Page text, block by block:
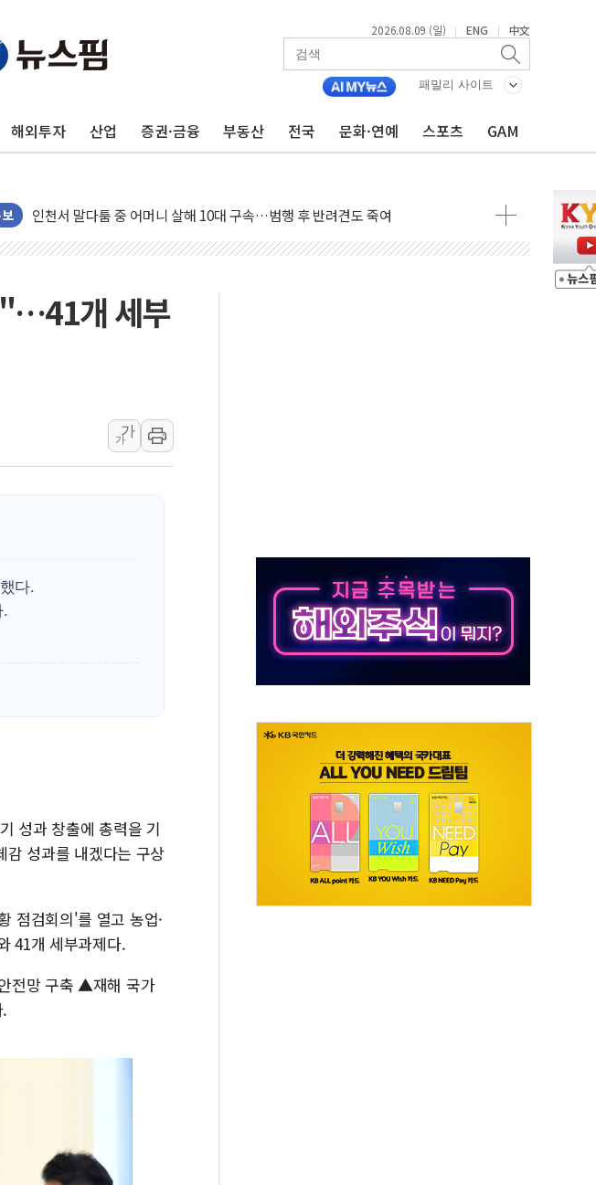
2026.08.09 (일) | ENG | 中文
패밀리 사이트
해외투자 산업 증권·금융 부동산 전국 문화·연예 스포츠 GAM
평택 진위면 공장서 질식사고 발생…작업자 1명 숨져
포항 블루밸리 국가산단에 '철강 AI융합실증센터' 들어선다
[종합] 김민석, 정청래에 누적 '1.48%p' 차 선두 유지...金 46.01% vs 鄭 44.53%
민주당 경북도당위원장에 오중기 당선...합산득표율 68.63%
김민석, 강원·대구·경북 경선서 정청래에 승리…金 48.54% vs 鄭 44.40%
[속보] 민주, 강원·대구·경북 경선 결과...김민석 48.54% 정청래 44.40%
[속보] 민주, 대구 경선 결과 발표...정청래 47.82% 김민석 46.35% 송영길 5.83%
[속보] 민주, 강원 경선 결과 발표...김민석 50.30% 정청래 41.94% 송영길 7.76%
인천시 광복절 현수막 '태극기 거꾸로' 논란…이틀만에 철거
병무청, 보충역 전면 손질… 예술·체육요원 최대 33% 감축
여야, 황희 '버스 하우스' 공방…野 "청년 우롱 기괴" vs 與 "송구한 해프닝"
"…41개 세부
가
가
다.
.
성과 창출에 총력을 기
감 성과를 내겠다는 구상
점검회의'를 열고 농업·
41개 세부과제다.
전망 구축 ▲재해 국가